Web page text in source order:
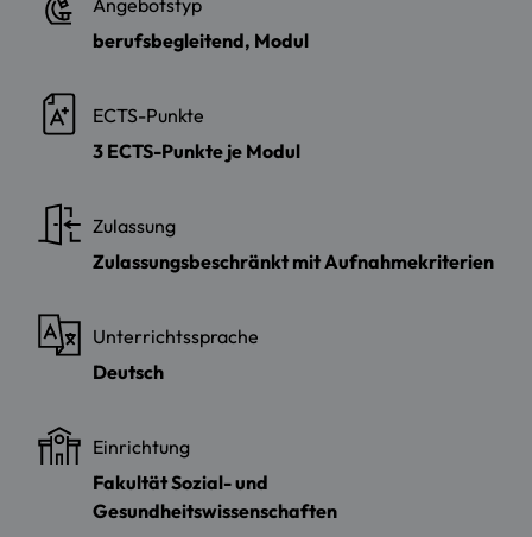
berufsbegleitend, Modul
ECTS-Punkte
3 ECTS-Punkte je Modul
Zulassung
Zulassungsbeschränkt mit Aufnahmekriterien
Unterrichtssprache
Deutsch
Einrichtung
Fakultät Sozial- und
Gesundheitswissenschaften